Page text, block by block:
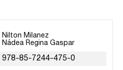
Nilton Milanez
Nádea Regina Gaspar
978-85-7244-475-0